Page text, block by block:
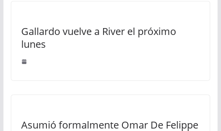
Gallardo vuelve a River el próximo
lunes
Asumió formalmente Omar De Felippe